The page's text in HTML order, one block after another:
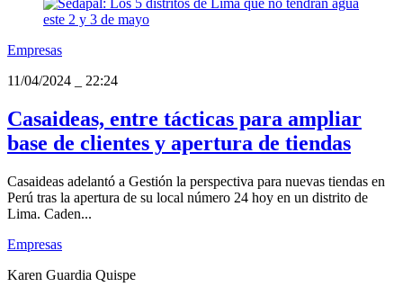
Empresas
11/04/2024
22:24
Casaideas, entre tácticas para ampliar
base de clientes y apertura de tiendas
Casaideas adelantó a Gestión la perspectiva para nuevas tiendas en
Perú tras la apertura de su local número 24 hoy en un distrito de
Lima. Caden...
Empresas
Karen Guardia Quispe